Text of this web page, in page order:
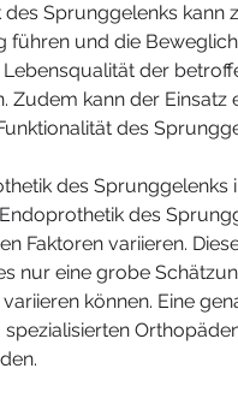
des Sprunggelenks kann
führen und die
der
Zudem kann der Einsatz
des
des Sprunggelenks
des
Faktoren variieren.
nur eine grobe
können. Eine